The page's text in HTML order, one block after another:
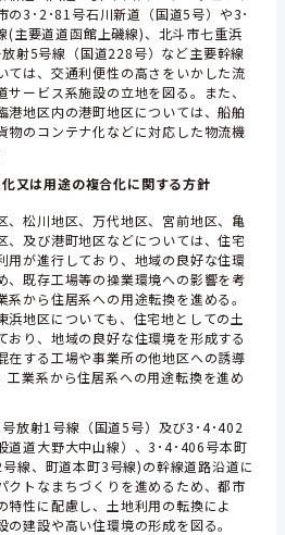
の3･2･81号石川新道（国道5号）や3･
(主要道道函館上磯線)、北斗市七重浜
射5号線（国道228号）など主要幹線
ては、交通利便性の高さをいかした流
サービス系施設の立地を図る。また、
港地区内の港町地区については、船舶
物のコンテナ化などに対応した物流機
又は用途の複合化に関する方針
、松川地区、万代地区、宮前地区、亀
、及び港町地区などについては、住宅
用が進行しており、地域の良好な住環
、既存工場等の操業環境への影響を考
系から住居系への用途転換を進める。
浜地区についても、住宅地としての土
おり、地域の良好な住環境を形成する
在する工場や事業所の他地区への誘導
工業系から住居系への用途転換を進め
放射1号線（国道5号）及び3･4･402
道道大野大中山線）、3･4･406号本町
線、町道本町3号線)の幹線道路沿道に
クトなまちづくりを進めるため、都市
特性に配慮し、土地利用の転換によ
の建設や高い住環境の形成を図る。